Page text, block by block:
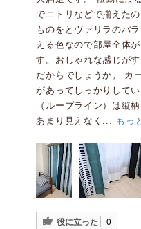
でニトリなどで揃えた
ものをとヴァリラのパ
える色なので部屋全体
す。おしゃれな感じが
だからでしょうか。 カ
があってしっかりして
（ループライン）は縦
あまり見えなく...
もっ
役に立った 0